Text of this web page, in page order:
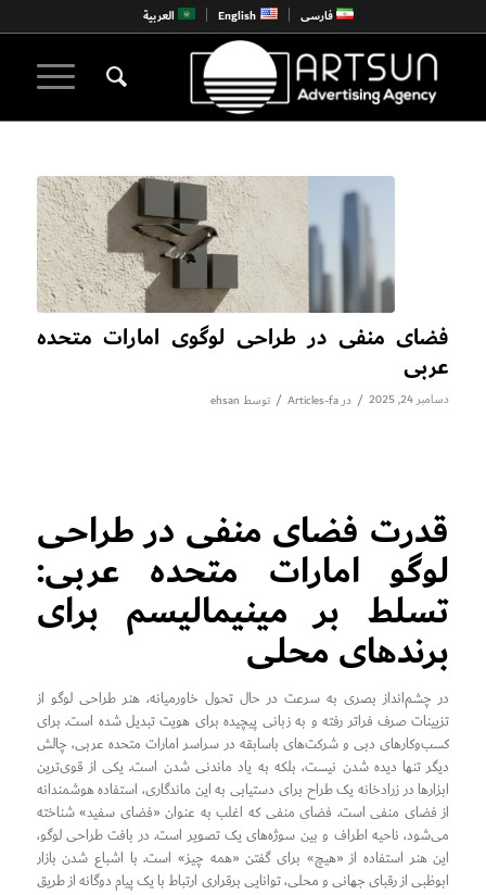
فارسی English العربية
فضای منفی در طراحی لوگوی امارات متحده
عربی
دسامبر 24, 2025 / درArticles-fa
/ توسط ehsan
قدرت فضای منفی در طراحی
لوگو امارات متحده عربی:
تسلط بر مینیمالیسم برای
برندهای محلی
در چشم‌انداز بصری به سرعت در حال تحول خاورمیانه، هنر طراحی لوگو از
تزیینات صرف فراتر رفته و به زبانی پیچیده برای هویت تبدیل شده است. برای
کسب‌وکارهای دبی و شرکت‌های باسابقه در سراسر امارات متحده عربی، چالش
دیگر تنها دیده شدن نیست، بلکه به یاد ماندنی شدن است. یکی از قوی‌ترین
ابزارها در زرادخانه یک طراح برای دستیابی به این ماندگاری، استفاده هوشمندانه
از فضای منفی است. فضای منفی که اغلب به عنوان «فضای سفید» شناخته
می‌شود، ناحیه اطراف و بین سوژه‌های یک تصویر است. در بافت طراحی لوگو،
این هنر استفاده از «هیچ» برای گفتن «همه چیز» است. با اشباع شدن بازار
ابوظبی از رقبای جهانی و محلی، توانایی برقراری ارتباط با یک پیام دوگانه از طریق